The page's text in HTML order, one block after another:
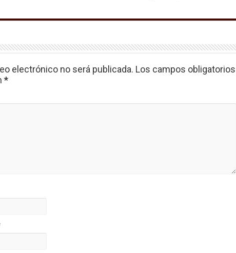
electrónico no será publicada. Los campos obligatorios
*